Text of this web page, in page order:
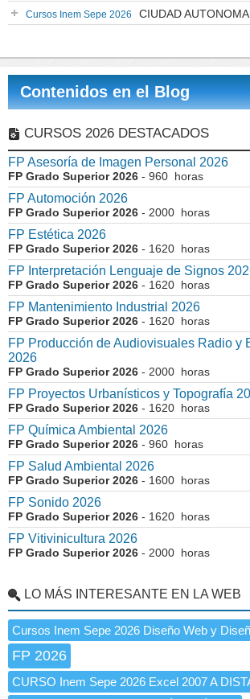
Cursos Inem Sepe 2026 CIUDAD
Contenidos en el Blog
CURSOS 2026 DESTACADOS
FP Asesoría de Imagen Personal 2026
FP Grado Superior 2026 - 960 horas
FP Automoción 2026
FP Grado Superior 2026 - 2000 horas
FP Estética 2026
FP Grado Superior 2026 - 1620 horas
FP Interpretación Lenguaje de Signos
FP Grado Superior 2026 - 1620 horas
FP Mantenimiento Industrial 2026
FP Grado Superior 2026 - 1620 horas
FP Producción de Audiovisuales Radio y
2026
FP Grado Superior 2026 - 2000 horas
FP Proyectos Urbanísticos y Topografía
FP Grado Superior 2026 - 1620 horas
FP Química Ambiental 2026
FP Grado Superior 2026 - 960 horas
FP Salud Ambiental 2026
FP Grado Superior 2026 - 1600 horas
FP Sonido 2026
FP Grado Superior 2026 - 1620 horas
FP Vitivinicultura 2026
FP Grado Superior 2026 - 2000 horas
LO MÁS INTERESANTE EN LA WEB
Cursos Inem Sepe 2026 Diseño Web y
FP 2026
CURSO Inem Sepe 2026 Excel 2007 A